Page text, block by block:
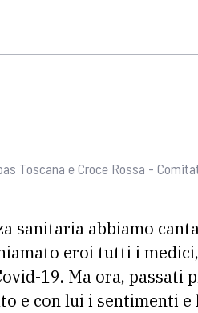
Toscana e Croce Rossa -
sanitaria abbiamo
eroi tutti i
19. Ma ora, passati
e con lui i sentimenti